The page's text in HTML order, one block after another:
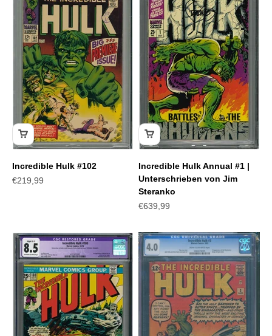
Incredible Hulk #102
Angebot
€219,99
Incredible Hulk Annual #1 |
Unterschrieben von Jim
Steranko
Angebot
€639,99